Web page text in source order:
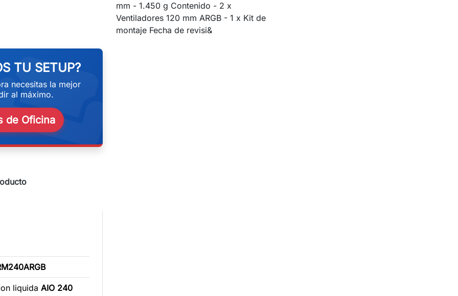
mm - 1.450 g Contenido - 2 x
Ventiladores 120 mm ARGB - 1 x Kit de
montaje Fecha de revisi&
TU SETUP?
necesitas la mejor
al máximo.
de Oficina
liquidaAIO 240